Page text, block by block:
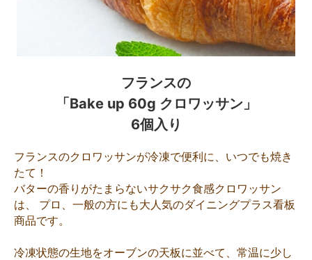
フランスの
「Bake up 60g クロワッサン」
6個入り
フランスのクロワッサンが冷凍で便利に、いつでも焼き
たて！
バターの香りがたまらないサクサク食感クロワッサン
は、 プロ、一般の方にも大人気のダイニングプラス看板
商品です。
冷凍状態の生地をオーブンの天板に並べて、常温に少し